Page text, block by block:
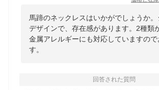
馬蹄のネックレスはいかがでしょうか
デザインで、存在感があります。2種類
金属アレルギーにも対応していますの
す。
回答された質問